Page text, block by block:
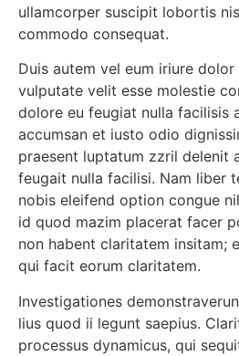
ullamcorper suscipit lobortis
commodo consequat.
Duis autem vel eum iriure
vulputate velit esse molestie
dolore eu feugiat nulla facilisis
accumsan et iusto odio
praesent luptatum zzril delenit
feugait nulla facilisi. Nam liber
nobis eleifend option congue
id quod mazim placerat facer
non habent claritatem insitam;
qui facit eorum claritatem.
Investigationes
lius quod ii legunt saepius.
processus dynamicus, qui